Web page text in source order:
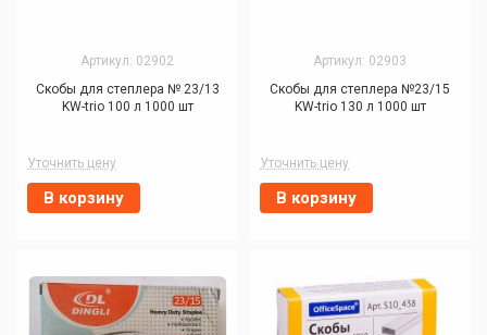
Артикул: 02902
Скобы для степлера № 23/13
KW-trio 100 л 1000 шт
Уточнить цену
В корзину
Артикул: 02903
Скобы для степлера №23/15
KW-trio 130 л 1000 шт
Уточнить цену
В корзину